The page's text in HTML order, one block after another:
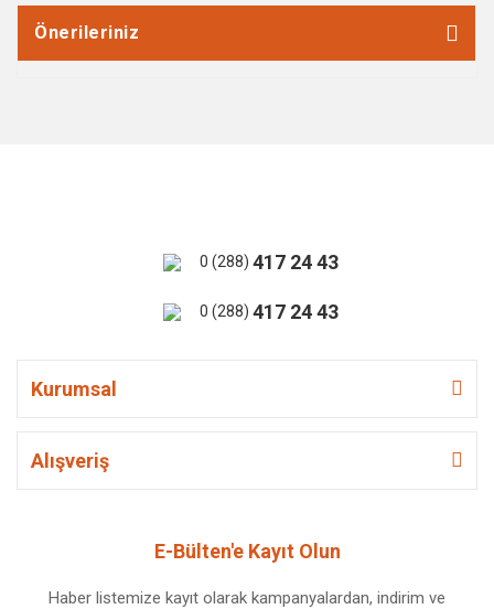
Önerileriniz
0 (288) 417 24 43
0 (288) 417 24 43
Kurumsal
Alışveriş
E-Bülten'e Kayıt Olun
Haber listemize kayıt olarak kampanyalardan, indirim ve